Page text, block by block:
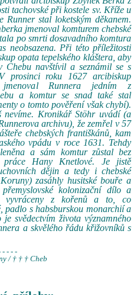
tachovské při kostele sv. Kříže u
Runner stal loketským děkanem.
jmenoval komturem chebské
po smrti dosavadního komtura
neobsazena. Při této příležitosti
opata tepelského kláštera, aby
Chebu navštívil a seznámil se s
prosinci roku 1627 arcibiskup
Runnera jedním z
a komtur se snad také stal
o tomto pověření však chybí).
Kronikář Stöhr uvádí (a
archivu), že zemřel v 57
chebských františkánů, kam
vpádu v roce 1631. Tehdy
a sám komtur zůstal bez
práce Hany Knetlové. Je jistě
dějin a tedy i chebské
zasáhly husitské bouře a
kolonizační dílo a
vyvráceny z kořenů a to, co
padlo s habsburskou monarchií a
svědectvím života významného
a skvělého řádu křižovníků s
- - - -
/ † † † Cheb